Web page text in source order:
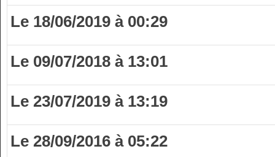
Le 18/06/2019 à 00:29
Le 09/07/2018 à 13:01
Le 23/07/2019 à 13:19
Le 28/09/2016 à 05:22